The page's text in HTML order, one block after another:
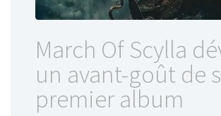
March Of Scylla
un avant-goût de
premier album